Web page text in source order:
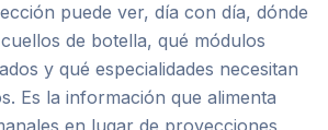
puede ver, día con día, dónde
de botella, qué módulos
y qué especialidades necesitan
Es la información que alimenta